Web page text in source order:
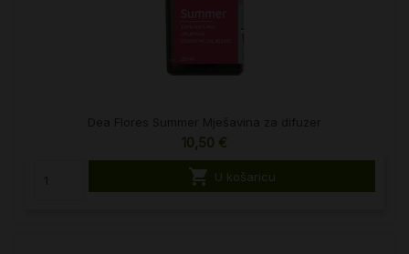
10,50 €
 U košaricu